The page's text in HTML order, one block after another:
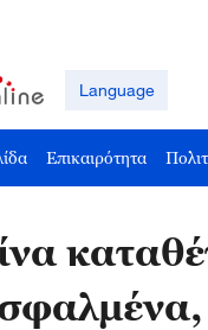
Language
Επικαιρότητα